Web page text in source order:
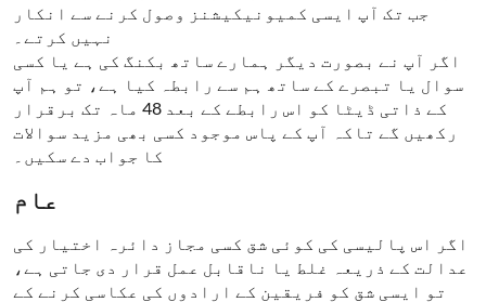
جب تک آپ ایسی کمیونیکیشنز وصول کرنے سے انکار
نہیں کرتے۔
اگر آپ نے بصورت دیگر ہمارے ساتھ بکنگ کی ہے یا کسی
سوال یا تبصرے کے ساتھ ہم سے رابطہ کیا ہے، تو ہم آپ
کے ذاتی ڈیٹا کو اس رابطے کے بعد 48 ماہ تک برقرار
رکھیں گے تاکہ آپ کے پاس موجود کسی بھی مزید سوالات
کا جواب دے سکیں۔
عام
اگر اس پالیسی کی کوئی شق کسی مجاز دائرہ اختیار کی
عدالت کے ذریعہ غلط یا ناقابل عمل قرار دی جاتی ہے،
تو ایسی شق کو فریقین کے ارادوں کی عکاسی کرنے کے